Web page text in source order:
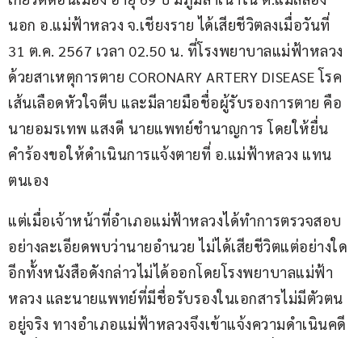
นอก อ.แม่ฟ้าหลวง จ.เชียงราย ได้เสียชีวิตลงเมื่อวันที่
31 ต.ค. 2567 เวลา 02.50 น. ที่โรงพยาบาลแม่ฟ้าหลวง
ด้วยสาเหตุการตาย CORONARY ARTERY DISEASE โรค
เส้นเลือดหัวใจตีบ และมีลายมือชื่อผู้รับรองการตาย คือ
นายอมรเทพ แสงดี นายแพทย์ชำนาญการ โดยให้ยื่น
คำร้องขอให้ดำเนินการแจ้งตายที่ อ.แม่ฟ้าหลวง แทน
ตนเอง
แต่เมื่อเจ้าหน้าที่อำเภอแม่ฟ้าหลวงได้ทำการตรวจสอบ
อย่างละเอียดพบว่านายอำนวย ไม่ได้เสียชีวิตแต่อย่างใด
อีกทั้งหนังสือดังกล่าวไม่ได้ออกโดยโรงพยาบาลแม่ฟ้า
หลวง และนายแพทย์ที่มีชื่อรับรองในเอกสารไม่มีตัวตน
อยู่จริง ทางอำเภอแม่ฟ้าหลวงจึงเข้าแจ้งความดำเนินคดี